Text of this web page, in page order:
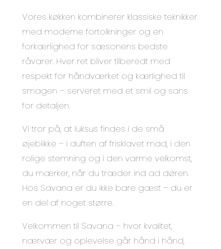
Vores køkken kombinerer klassiske teknikker
med moderne fortolkninger og en
forkærlighed for sæsonens bedste
råvarer. Hver ret bliver tilberedt med
respekt for håndværket og kærlighed til
smagen – serveret med et smil og sans
for detaljen.
Vi tror på, at luksus findes i de små
øjeblikke – i duften af frisklavet mad, i den
rolige stemning og i den varme velkomst,
du mærker, når du træder ind ad døren.
Hos Savana er du ikke bare gæst – du er
en del af noget større.
Velkommen til Savana – hvor kvalitet,
nærvær og oplevelse går hånd i hånd,